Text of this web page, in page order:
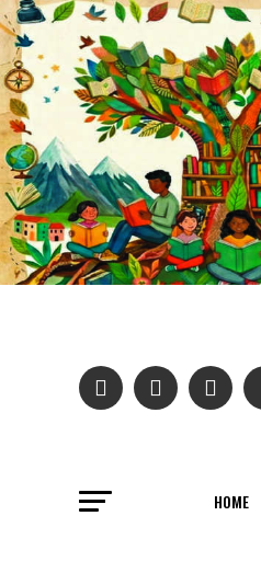
HOME